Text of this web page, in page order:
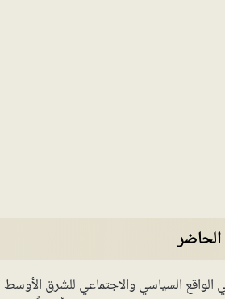
السياسي والاجتماعي للشرق الأوسط